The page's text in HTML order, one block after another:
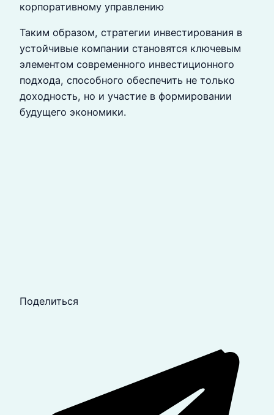
корпоративному управлению
Таким образом, стратегии инвестирования в
устойчивые компании становятся ключевым
элементом современного инвестиционного
подхода, способного обеспечить не только
доходность, но и участие в формировании
будущего экономики.
Поделиться